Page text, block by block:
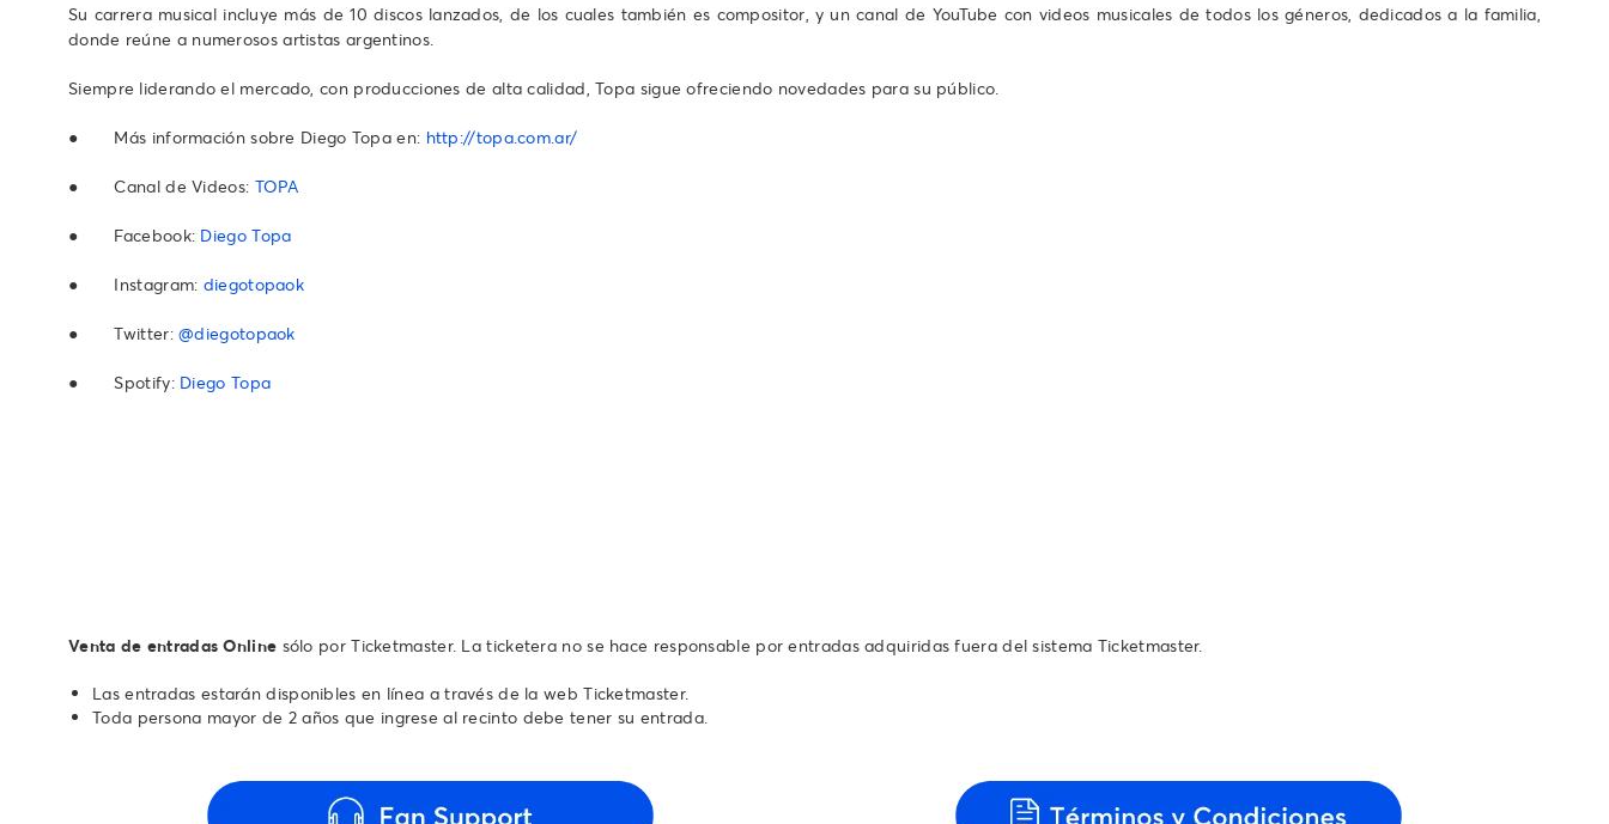
Su carrera musical incluye más de 10 discos lanzados, de los cuales también es compositor, y un canal de YouTube con videos musicales de todos los géneros, dedicados a la familia,
donde reúne a numerosos artistas argentinos.
Siempre liderando el mercado, con producciones de alta calidad, Topa sigue ofreciendo novedades para su público.
● Más información sobre Diego Topa en: http://topa.com.ar/
● Canal de Videos: TOPA
● Facebook: Diego Topa
● Instagram: diegotopaok
● Twitter:@diegotopaok
● Spotify: Diego Topa
Venta de entradas Online sólo por Ticketmaster. La ticketera no se hace responsable por entradas adquiridas fuera del sistema Ticketmaster.
Las entradas estarán disponibles en línea a través de la web Ticketmaster.
Toda persona mayor de 2 años que ingrese al recinto debe tener su entrada.